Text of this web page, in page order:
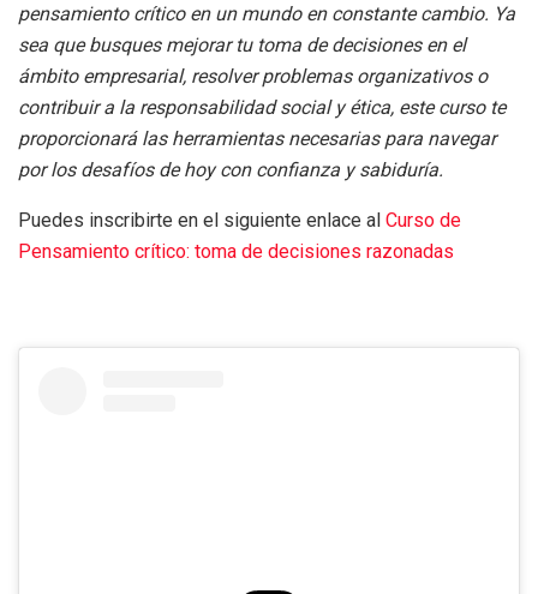
pensamiento crítico en un mundo en constante cambio. Ya
sea que busques mejorar tu toma de decisiones en el
ámbito empresarial, resolver problemas organizativos o
contribuir a la responsabilidad social y ética, este curso te
proporcionará las herramientas necesarias para navegar
por los desafíos de hoy con confianza y sabiduría.
Puedes inscribirte en el siguiente enlace al Curso de
Pensamiento crítico: toma de decisiones razonadas